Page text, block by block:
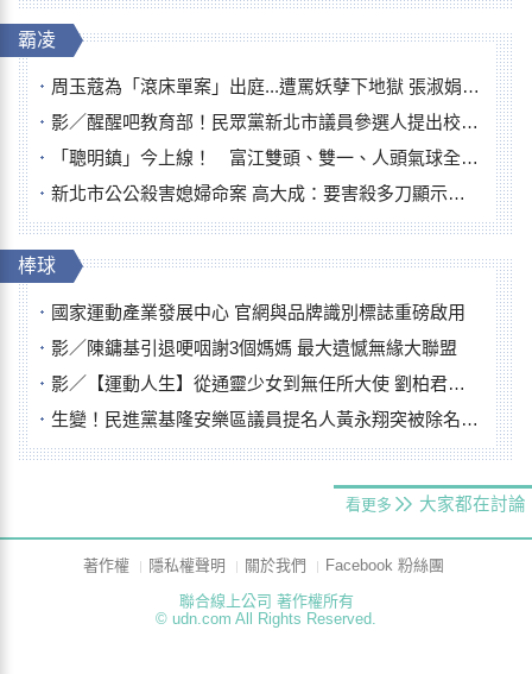
霸凌
周玉蔻為「滾床單案」出庭...遭罵妖孽下地獄 張淑娟批：舌頭殺人有罪
影／醒醒吧教育部！民眾黨新北市議員參選人提出校園反毒防線升級政見
「聰明鎮」今上線！ 富江雙頭、雙一、人頭氣球全登場
新北市公公殺害媳婦命案 高大成：要害殺多刀顯示怨恨深
棒球
國家運動產業發展中心 官網與品牌識別標誌重磅啟用
影／陳鏞基引退哽咽謝3個媽媽 最大遺憾無緣大聯盟
影／【運動人生】從通靈少女到無任所大使 劉柏君女裁判人生國際發光
生變！民進黨基隆安樂區議員提名人黃永翔突被除名 將另提他人
看更多 大家都在討論
著作權 隱私權聲明 關於我們
Facebook 粉絲團
聯合線上公司 著作權所有
© udn.com All Rights Reserved.